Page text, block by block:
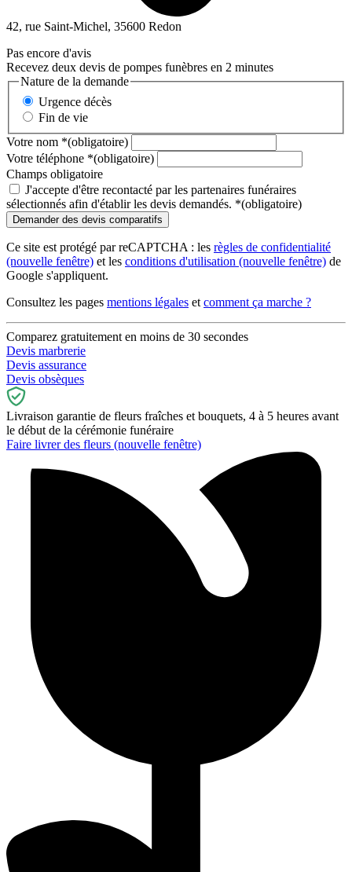
42, rue Saint-Michel, 35600 Redon
Pas encore d'avis
Recevez deux devis de pompes funèbres en 2 minutes
Nature de la demande
Urgence décès
Fin de vie
Votre nom *(obligatoire)
Votre téléphone *(obligatoire)
Champs obligatoire
J'accepte d'être recontacté par les partenaires funéraires
sélectionnés afin d'établir les devis demandés. *(obligatoire)
Ce site est protégé par reCAPTCHA : les règles de confidentialité
(nouvelle fenêtre) et les conditions d'utilisation (nouvelle fenêtre) de
Google s'appliquent.
Consultez les pages mentions légales et comment ça marche ?
Comparez gratuitement en moins de 30 secondes
Devis marbrerie
Devis assurance
Devis obsèques
Livraison garantie de fleurs fraîches et bouquets, 4 à 5 heures avant
le début de la cérémonie funéraire
Faire livrer des fleurs (nouvelle fenêtre)